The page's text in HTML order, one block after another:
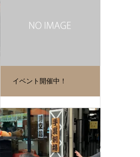
イベント開催中！